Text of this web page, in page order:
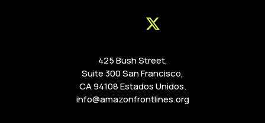
425 Bush Street,
Suite 300 San Francisco,
CA 94108 Estados Unidos.
info@amazonfrontlines.org